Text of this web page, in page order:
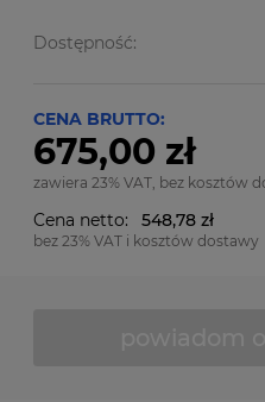
Dostępność:
CENA BRUTTO:
675,00 zł
zawiera 23% VAT, bez kosztów
Cena netto: 548,78 zł
bez 23% VAT i kosztów dostawy